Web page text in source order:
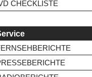
CHECKLISTE